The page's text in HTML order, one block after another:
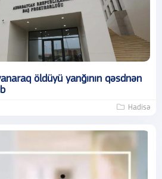
öldüyü yanğının qəsdnən
Hadisə